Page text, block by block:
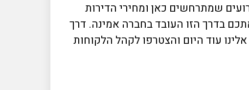
שמתרחשים כאן ומחירי הדירות
בדרך הזו העובד בחברה אמינה. דרך
עוד היום והצטרפו לקהל הלקוחות